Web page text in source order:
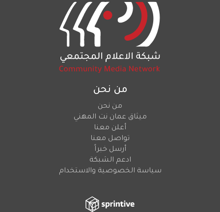
من نحن
من نحن
ميثاق عمان نت المهني
أعلن معنا
تواصل معنا
أرسل خبراً
ادعم الشبكة
سياسة الخصوصية والاستخدام